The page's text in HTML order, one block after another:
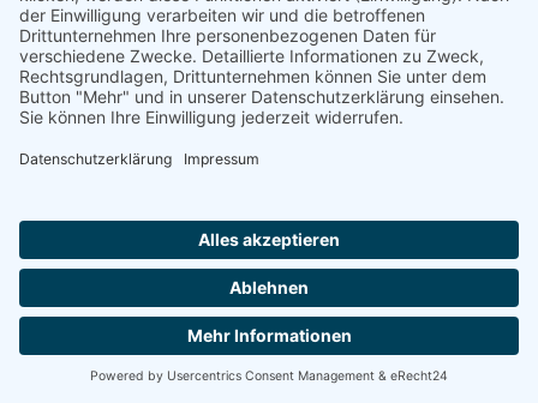
A B C Curatio GmbH Ambulanter Pflegedienst
76135 KARLSRUHE
Sie suchen einen Platz in einer Seniorenresidenz?
Wir sind auch telefonisch für Sie da und helfen.
Montag-Freitag von 8:00 - 16:30 Uhr
0800 800 666 0